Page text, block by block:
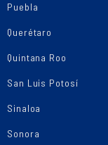
Puebla
Querétaro
Quintana Roo
San Luis Potosí
Sinaloa
Sonora